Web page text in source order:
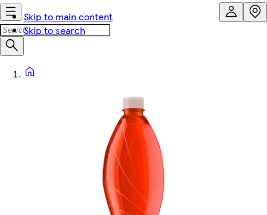
Skip to main content
Skip to search